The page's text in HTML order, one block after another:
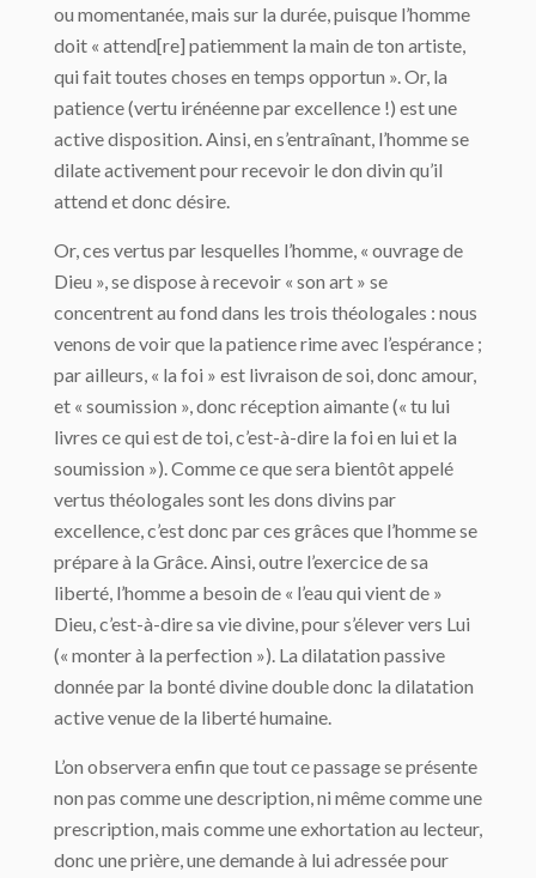
ou momentanée, mais sur la durée, puisque l’homme
doit « attend[re] patiemment la main de ton artiste,
qui fait toutes choses en temps opportun ». Or, la
patience (vertu irénéenne par excellence !) est une
active disposition. Ainsi, en s’entraînant, l’homme se
dilate activement pour recevoir le don divin qu’il
attend et donc désire.
Or, ces vertus par lesquelles l’homme, « ouvrage de
Dieu », se dispose à recevoir « son art » se
concentrent au fond dans les trois théologales : nous
venons de voir que la patience rime avec l’espérance ;
par ailleurs, « la foi » est livraison de soi, donc amour,
et « soumission », donc réception aimante (« tu lui
livres ce qui est de toi, c’est-à-dire la foi en lui et la
soumission »). Comme ce que sera bientôt appelé
vertus théologales sont les dons divins par
excellence, c’est donc par ces grâces que l’homme se
prépare à la Grâce. Ainsi, outre l’exercice de sa
liberté, l’homme a besoin de « l’eau qui vient de »
Dieu, c’est-à-dire sa vie divine, pour s’élever vers Lui
(« monter à la perfection »). La dilatation passive
donnée par la bonté divine double donc la dilatation
active venue de la liberté humaine.
L’on observera enfin que tout ce passage se présente
non pas comme une description, ni même comme une
prescription, mais comme une exhortation au lecteur,
donc une prière, une demande à lui adressée pour